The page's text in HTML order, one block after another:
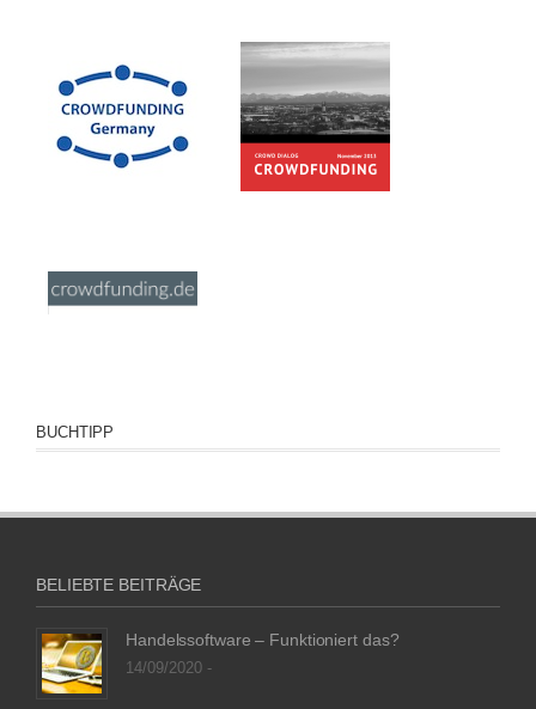
BUCHTIPP
BELIEBTE BEITRÄGE
Handelssoftware – Funktioniert das?
14/09/2020 -